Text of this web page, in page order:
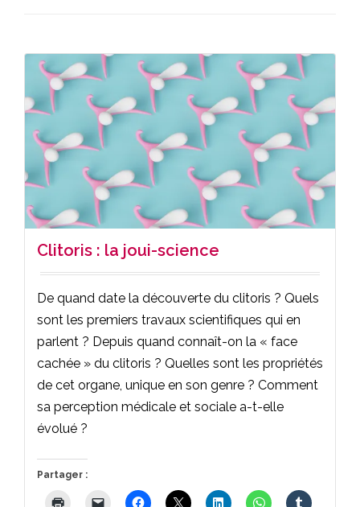
Clitoris : la joui-science
De quand date la découverte du clitoris ? Quels
sont les premiers travaux scientifiques qui en
parlent ? Depuis quand connaît-on la « face
cachée » du clitoris ? Quelles sont les propriétés
de cet organe, unique en son genre ? Comment
sa perception médicale et sociale a-t-elle
évolué ?
Partager :